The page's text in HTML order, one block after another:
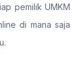
pemilik UMKM
di mana saja